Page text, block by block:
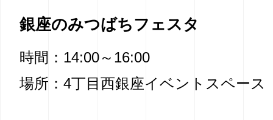
銀座のみつばちフェスタ
時間：14:00～16:00
場所：4丁目西銀座イベントスペース